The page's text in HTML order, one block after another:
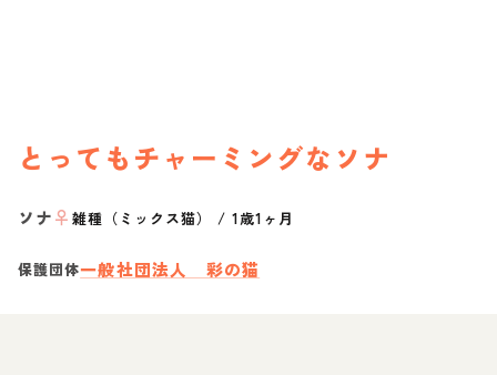
とってもチャーミングなソナ
ソナ♀ 雑種（ミックス猫） /1歳1ヶ月
保護団体一般社団法人 彩の猫